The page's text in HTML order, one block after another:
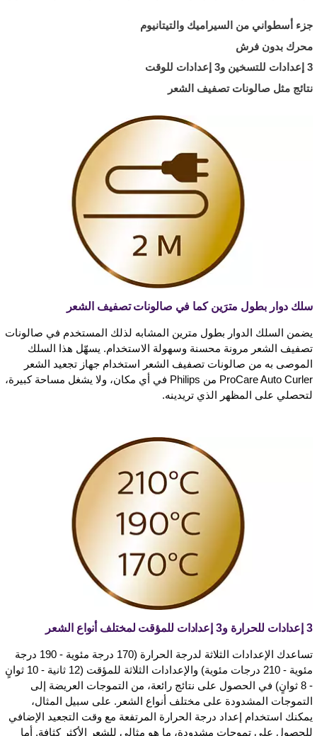
جزء أسطواني من السيراميك والتيتانيوم
محرك بدون فرش
3 إعدادات للتسخين و3 إعدادات للوقت
نتائج مثل صالونات تصفيف الشعر
سلك دوار بطول مترَين كما في صالونات تصفيف الشعر
يضمن السلك الدوار بطول مترين المشابه لذلك المستخدم في صالونات
تصفيف الشعر مرونة محسنة وسهولة الاستخدام. يسهّل هذا السلك
الموصى به من صالونات تصفيف الشعر استخدام جهاز تجعيد الشعر
ProCare Auto Curler من Philips في أي مكان، ولا يشغل مساحة كبيرة،
لتحصلي على المظهر الذي تريدينه.
3 إعدادات للحرارة و3 إعدادات للمؤقت لمختلف أنواع الشعر
تساعدك الإعدادات الثلاثة لدرجة الحرارة (170 درجة مئوية - 190 درجة
مئوية - 210 درجات مئوية) والإعدادات الثلاثة للمؤقت (12 ثانية - 10 ثوانٍ
- 8 ثوانٍ) في الحصول على نتائج رائعة، من التموجات العريضة إلى
التموجات المشدودة على مختلف أنواع الشعر. على سبيل المثال،
يمكنك استخدام إعداد درجة الحرارة المرتفعة مع وقت التجعيد الإضافي
للحصول على تموجات مشدودة، ما هو مثالي للشعر الأكثر كثافة. أما